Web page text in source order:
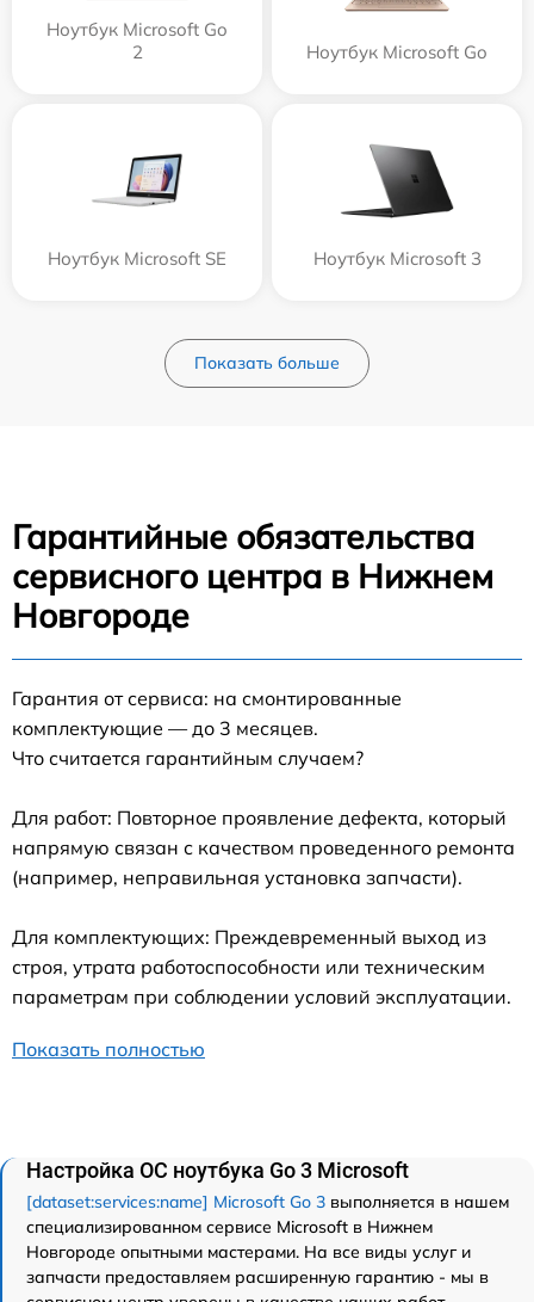
Ноутбук Microsoft Go
2
Ноутбук Microsoft Go
Ноутбук Microsoft SE Ноутбук Microsoft 3
Показать больше
Гарантийные обязательства
сервисного центра в Нижнем
Новгороде
Гарантия от сервиса: на смонтированные
комплектующие — до 3 месяцев.
Что считается гарантийным случаем?
Для работ: Повторное проявление дефекта, который
напрямую связан с качеством проведенного ремонта
(например, неправильная установка запчасти).
Для комплектующих: Преждевременный выход из
строя, утрата работоспособности или техническим
параметрам при соблюдении условий эксплуатации.
Показать полностью
Настройка ОС ноутбука Go 3 Microsoft
[dataset:services:name] Microsoft Go 3 выполняется в нашем
специализированном сервисе Microsoft в Нижнем
Новгороде опытными мастерами. На все виды услуг и
запчасти предоставляем расширенную гарантию - мы в